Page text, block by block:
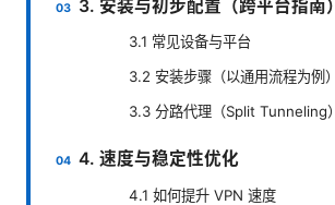
3. 安装与初步配置（跨平台指南）
3.1 常见设备与平台
3.2 安装步骤（以通用流程为例）
3.3 分路代理（Split Tunneling）
4. 速度与稳定性优化
4.1 如何提升 VPN 速度